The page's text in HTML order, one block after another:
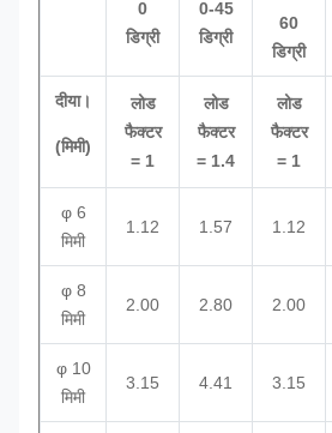
0
डिग्री
0-45
डिग्री
60
डिग्री
दीया।
(मिमी)
लोड
फैक्टर
= 1
लोड
फैक्टर
= 1.4
लोड
फैक्टर
= 1
φ 6
मिमी
1.12 1.57 1.12
φ 8
मिमी
2.00 2.80 2.00
φ 10
मिमी
3.15 4.41 3.15